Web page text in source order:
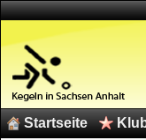
Startseite